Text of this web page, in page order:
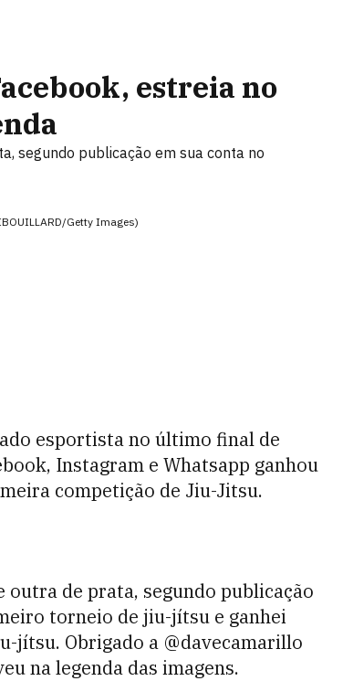
estreia no
segundo publicação em sua conta no
Getty Images)
esportista no último final de
Instagram e Whatsapp ganhou
competição de Jiu-Jitsu.
de prata, segundo publicação
torneio de jiu-jítsu e ganhei
jítsu. Obrigado a @davecamarillo
na legenda das imagens.